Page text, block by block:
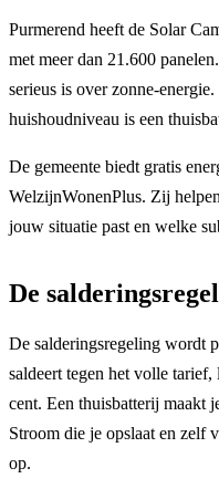
Purmerend heeft de Solar
met meer dan 21.600
serieus is over zonne-
huishoudniveau is een
De gemeente biedt gratis
WelzijnWonenPlus. Zij
jouw situatie past en welke
De
De salderingsregeling wordt
saldeert tegen het volle
cent. Een thuisbatterij maakt
Stroom die je opslaat en zelf
op.